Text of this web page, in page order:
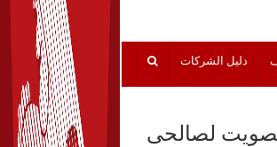
دليل الشركات
لصالحى